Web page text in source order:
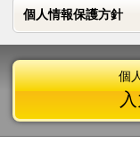
個人情報保護方針
個人情報保護方針
個